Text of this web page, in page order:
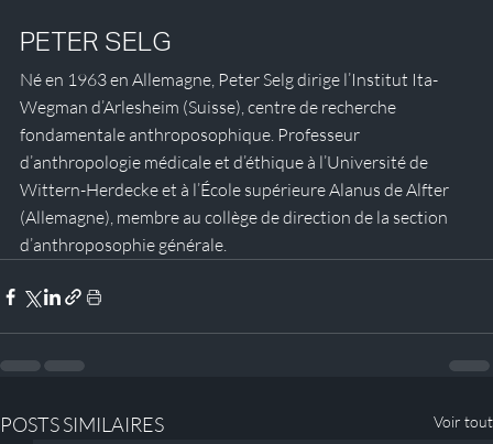
PETER SELG
Né en 1963 en Allemagne, Peter Selg dirige l’Institut Ita-
Wegman d’Arlesheim (Suisse), centre de recherche
fondamentale anthroposophique. Professeur
d’anthropologie médicale et d’éthique à l’Université de
Wittern-Herdecke et à l’École supérieure Alanus de Alfter
(Allemagne), membre au collège de direction de la section
d’anthroposophie générale.
POSTS SIMILAIRES Voir tout